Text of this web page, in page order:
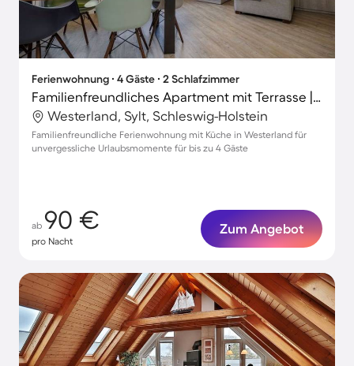
Ferienwohnung ∙ 4 Gäste ∙ 2 Schlafzimmer
Familienfreundliches Apartment mit Terrasse | Perfekt für die Arbeit von Zuhause
Westerland, Sylt, Schleswig-Holstein
Familienfreundliche Ferienwohnung mit Küche in Westerland für
unvergessliche Urlaubsmomente für bis zu 4 Gäste
ab 90 €
pro Nacht
Zum Angebot